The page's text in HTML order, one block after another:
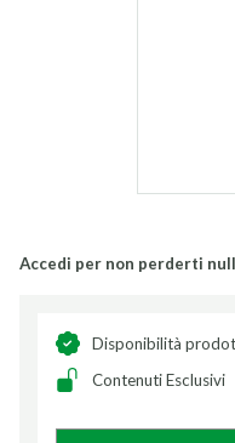
Accedi per non perderti
Disponibilità
Contenuti Esclusivi